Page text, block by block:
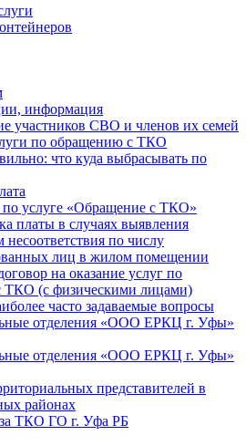
информация
участников СВО и членов их семей
по обращению с ТКО
что куда выбрасывать по
по услуге «Обращение с ТКО»
платы в случаях выявления
несоответствия по числу
лиц в жилом помещении
на оказание услуг по
ТКО (с физическими лицами)
часто задаваемые вопросы
отделения «ООО ЕРКЦ г. Уфы»
отделения «ООО ЕРКЦ г. Уфы»
представителей в
районах
ТКО ГО г. Уфа РБ